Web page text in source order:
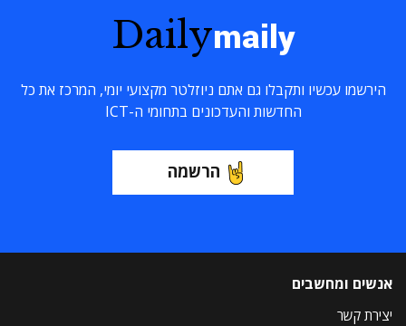
Dailymaily
הירשמו עכשיו ותקבלו גם אתם ניוזלטר מקצועי יומי, המרכז את כל
החדשות והעדכונים בתחומי ה-ICT
הרשמה
אנשים ומחשבים
יצירת קשר